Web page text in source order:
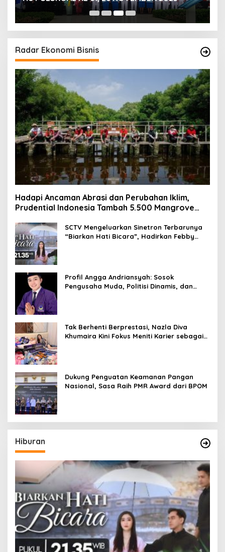
Radar Ekonomi Bisnis
Hadapi Ancaman Abrasi dan Perubahan Iklim,
Prudential Indonesia Tambah 5.500 Mangrove
SCTV Mengeluarkan Sinetron Terbarunya
“Biarkan Hati Bicara”, Hadirkan Febby
Profil Angga Andriansyah: Sosok
Pengusaha Muda, Politisi Dinamis, dan
Tak Berhenti Berprestasi, Nazla Diva
Khumaira Kini Fokus Meniti Karier sebagai
Dukung Penguatan Keamanan Pangan
Nasional, Sasa Raih PMR Award dari BPOM
Hiburan